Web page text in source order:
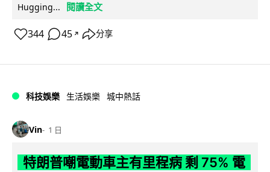
Hugging...
閱讀全文
344 45 ↗ 分享
科技娛樂 生活娛樂 城中熱話
Vin 1 日
特朗普嘲電動車主有里程病 剩 75% 電